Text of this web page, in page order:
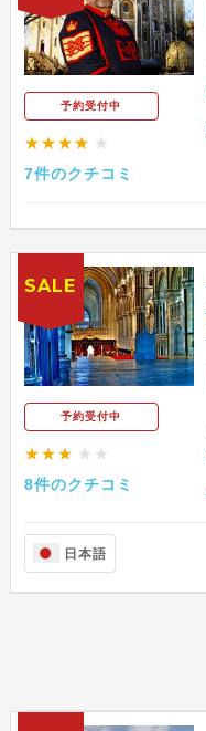
予約受付中
★★★★ ★
7件のクチコミ
予約受付中
★★★ ★★
8件のクチコミ
日本語
SALE